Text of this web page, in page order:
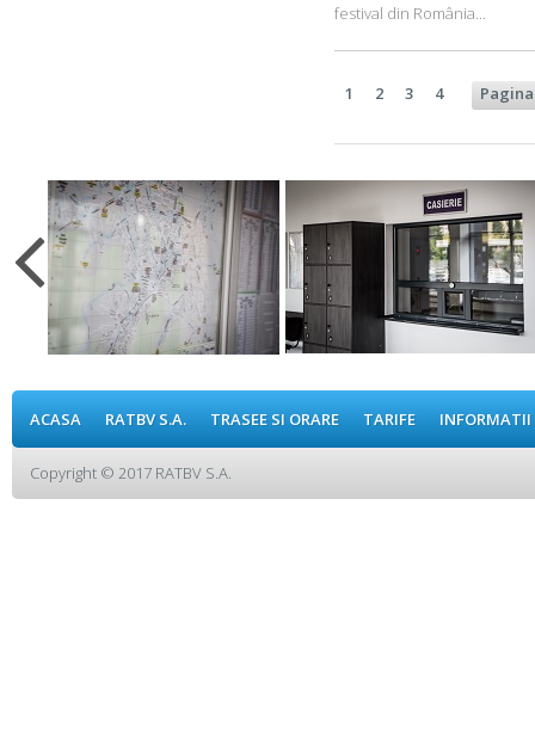
festival din România...
1 2 3 4
ACASA RATBV S.A. TRASEE SI ORARE TARIFE
Copyright © 2017 RATBV S.A.